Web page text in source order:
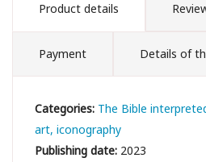
Product details
Payment Details of
Categories: The Bible
art, iconography
Publishing date: 2023